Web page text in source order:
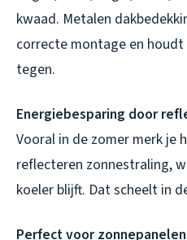
kwaad. Metalen
correcte montage en
tegen.
Energiebesparing door
Vooral in de zomer merk je
reflecteren zonnestraling,
koeler blijft. Dat scheelt in
Perfect voor zonnepanelen